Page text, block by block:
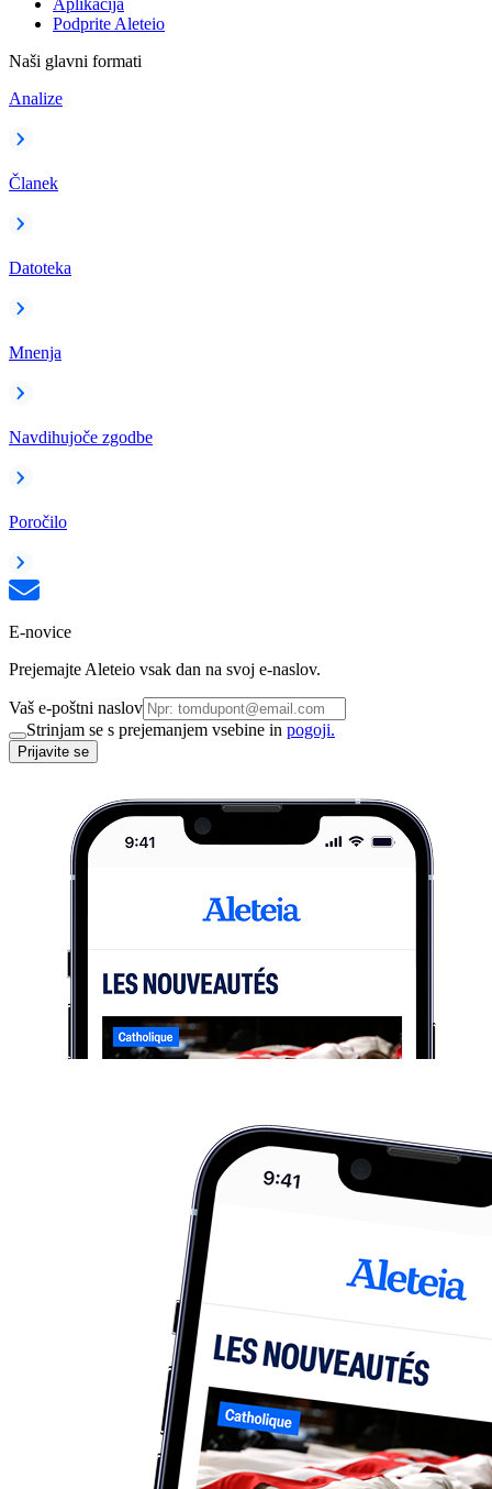
Aplikacija
Podprite Aleteio
Naši glavni formati
Analize
Članek
Datoteka
Mnenja
Navdihujoče zgodbe
Poročilo
E-novice
Prejemajte Aleteio vsak dan na svoj e-naslov.
Vaš e-poštni naslov
Strinjam se s prejemanjem vsebine in pogoji.
Prijavite se